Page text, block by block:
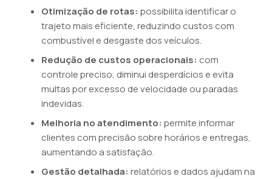
Otimização de rotas: possibilita identificar o
trajeto mais eficiente, reduzindo custos com
combustível e desgaste dos veículos.
Redução de custos operacionais: com
controle preciso, diminui desperdícios e evita
multas por excesso de velocidade ou paradas
indevidas.
Melhoria no atendimento: permite informar
clientes com precisão sobre horários e entregas,
aumentando a satisfação.
Gestão detalhada: relatórios e dados ajudam na